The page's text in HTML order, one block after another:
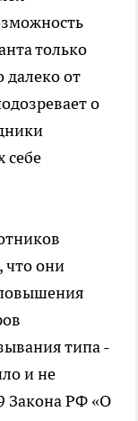
только
далеко от
о
себе
что они
типа -
и не
Закона РФ «О